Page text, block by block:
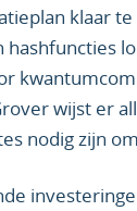
klaar
hashfuncties
wijst er
nodig zijn